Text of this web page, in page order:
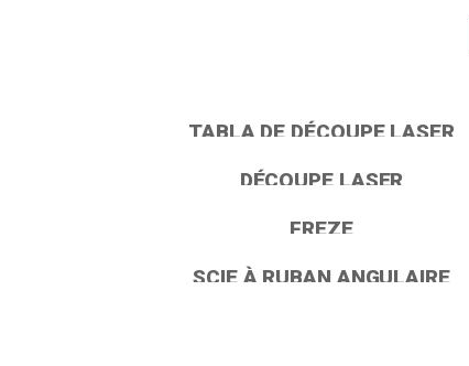
TABLA DE DÉCOUPE LASER
DÉCOUPE LASER
FREZE
SCIE À RUBAN ANGULAIRE